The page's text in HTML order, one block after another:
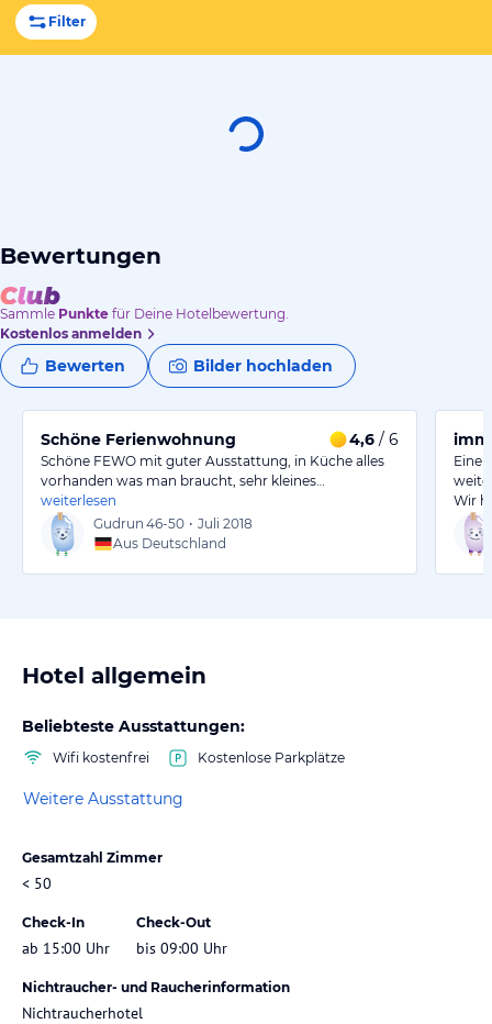
Filter
Bewertungen
Sammle Punkte für Deine Hotelbewertung.
Kostenlos anmelden
Bewerten Bilder hochladen
Schöne Ferienwohnung 4,6 / 6
Schöne FEWO mit guter Ausstattung, in Küche alles
vorhanden was man braucht, sehr kleines…
weiterlesen
Gudrun 46-50 • Juli 2018
Aus Deutschland
Eine
Wir
Hotel allgemein
Beliebteste Ausstattungen:
Wifi kostenfrei Kostenlose Parkplätze
Weitere Ausstattung
Gesamtzahl Zimmer
< 50
Check-In
ab 15:00 Uhr
Check-Out
bis 09:00 Uhr
Nichtraucher- und Raucherinformation
Nichtraucherhotel